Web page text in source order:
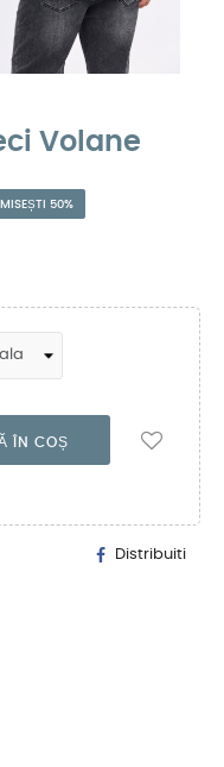
Volane
50%
ÎN COȘ
Distribuiti